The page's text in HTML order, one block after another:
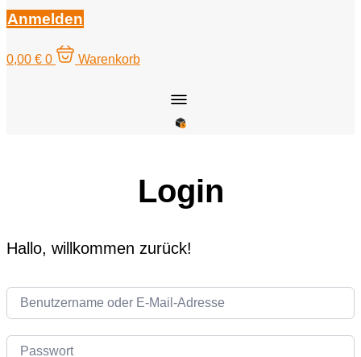
Anmelden
0,00 € 0 Warenkorb
Login
Hallo, willkommen zurück!